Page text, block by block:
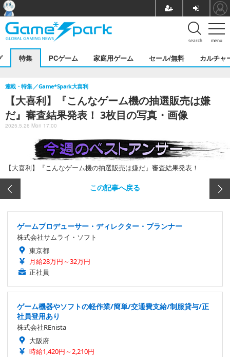
menu
search
特集 PCゲーム 家庭用ゲーム セール/無料 カルチャ
【大喜利】『こんなゲーム機の抽選販売は嫌
だ』審査結果発表！ 3枚目の写真・画像
連載・特集 Game*Spark大喜利
2025.5.26 Mon 17:00
【大喜利】『こんなゲーム機の抽選販売は嫌だ』審査結果発表！
この記事へ戻る
ゲームプロデューサー・ディレクター・プランナー
株式会社サムライ・ソフト
東京都
月給28万円～32万円
正社員
ゲーム機器やソフトの軽作業/簡単/交通費支給/制服貸与/正
社員登用あり
株式会社REnista
大阪府
時給1,420円～2,210円